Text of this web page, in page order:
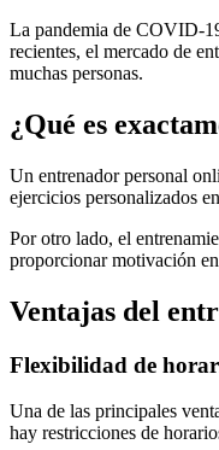
La pandemia de COVID-
recientes, el mercado de
muchas personas.
¿Qué es
Un entrenador personal
ejercicios personalizados
Por otro lado, el
proporcionar motivación
Ventajas del
Flexibilidad de
Una de las principales
hay restricciones de